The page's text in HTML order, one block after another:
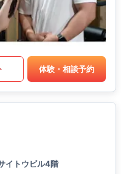
体験・相談予約
イトウビル4階